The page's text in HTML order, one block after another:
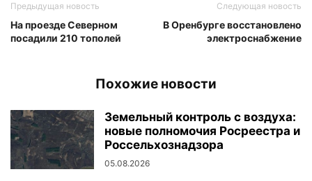
Предыдущая новость
На проезде Северном
посадили 210 тополей
Следующая новость
В Оренбурге восстановлено
электроснабжение
Похожие новости
Земельный контроль с воздуха:
новые полномочия Росреестра и
Россельхознадзора
05.08.2026